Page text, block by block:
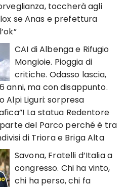
toccherà agli
se Anas e prefettura
CAI di Albenga e Rifugio
Mongioie. Pioggia di
critiche. Odasso lascia,
anni, ma con disappunto.
Alpi Liguri: sorpresa
La statua Redentore
del Parco perché è tra
di Triora e Briga Alta
Savona, Fratelli d’Italia a
congresso. Chi ha vinto,
chi ha perso, chi fa